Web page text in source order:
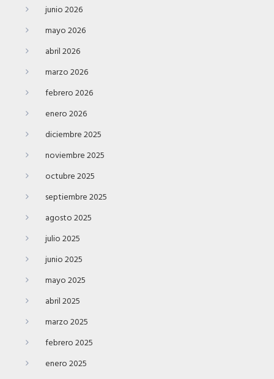
junio 2026
mayo 2026
abril 2026
marzo 2026
febrero 2026
enero 2026
diciembre 2025
noviembre 2025
octubre 2025
septiembre 2025
agosto 2025
julio 2025
junio 2025
mayo 2025
abril 2025
marzo 2025
febrero 2025
enero 2025